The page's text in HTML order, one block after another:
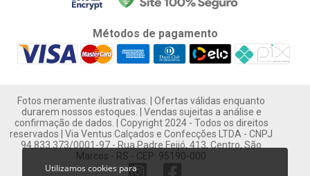
Utilizamos cookies para
Métodos de pagamento
Fotos meramente ilustrativas. | Ofertas válidas enquanto
durarem nossos estoques. | Vendas sujeitas a análise e
confirmação de dados. | Copyright 2024 - Todos os direitos
reservados | Via Ventus Calçados e Confecções LTDA - CNPJ
94.833.373/0001-97 - Rua Padre Feijó, 413, Centro, São
Marcos - RS - CEP: 95190-000